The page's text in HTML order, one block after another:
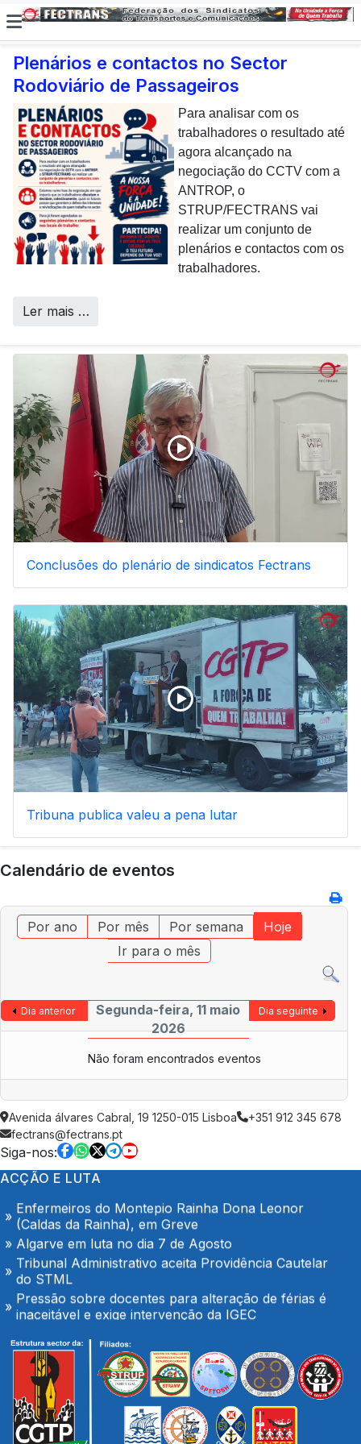
Plenários e contactos no Sector
Rodoviário de Passageiros
Para analisar com os
trabalhadores o resultado até
agora alcançado na
negociação do CCTV com a
ANTROP, o
STRUP/FECTRANS vai
realizar um conjunto de
plenários e contactos com os
trabalhadores.
Ler mais …
E não posso […] deixar de
dar uma nota de
agradecimento aos
colaboradores da CP que,
todos os dias, enfrentam com
sucesso os desafios
operacionais de manutenção
inerentes a uma frota tão
envelhecida.
Call Centers
Conclusões do plenário de sindicatos Fectrans
Tribuna publica valeu a pena lutar
Calendário de eventos
Por ano Por mês Por semana
Hoje
Ir para o mês
Dia anterior
Segunda-feira, 11 maio
2026
Dia seguinte
Não foram encontrados eventos
Avenida álvares Cabral, 19 1250-015 Lisboa
+351 912 345 678
fectrans@fectrans.pt
Siga-nos:
ACÇÃO E LUTA
AGOSTO é também de denúncia pública e de
exigência: mais profissionais de saúde, mais
condições de trabalho e mais SNS
Trabalhadores da Super Bock conquistam aumento
salarial
Enfermeiros do Montepio Rainha Dona Leonor
(Caldas da Rainha), em Greve
Algarve em luta no dia 7 de Agosto
Tribunal Administrativo aceita Providência Cautelar
do STML
Pressão sobre docentes para alteração de férias é
inaceitável e exige intervenção da IGEC
Secretário-geral da CGTP-IN com os trabalhadores
da Casco Pet
Portaria de extensão do Contrato Colectivo de
Trabalho Vertical no sector de mercadorias
FENPROF considera inaceitável o modelo de
pagamento imposto aos professores classificadores